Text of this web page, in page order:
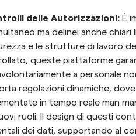
delle Autorizzazioni: È
ma delinei anche chiari
e le strutture di lavoro
queste piattaforme
a personale
regolazioni dinamiche,
in tempo reale man
ruoli. Il design di questi
dei dati, supportando al